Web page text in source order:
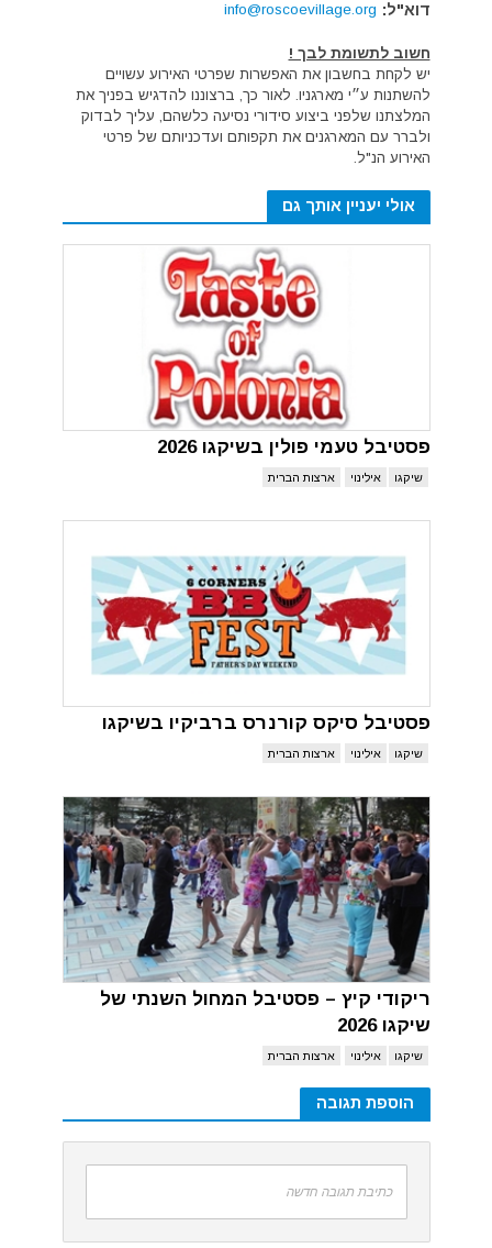
דוא"ל: info@roscoevillage.org
חשוב לתשומת לבך !
יש לקחת בחשבון את האפשרות שפרטי האירוע עשויים
להשתנות ע״י מארגניו. לאור כך, ברצוננו להדגיש בפניך את
המלצתנו שלפני ביצוע סידורי נסיעה כלשהם, עליך לבדוק
ולברר עם המארגנים את תקפותם ועדכניותם של פרטי
האירוע הנ"ל.
אולי יעניין אותך גם
פסטיבל טעמי פולין בשיקגו 2026
שיקגו אילינוי ארצות הברית
פסטיבל סיקס קורנרס ברביקיו בשיקגו
שיקגו אילינוי ארצות הברית
ריקודי קיץ – פסטיבל המחול השנתי של
שיקגו 2026
שיקגו אילינוי ארצות הברית
הוספת תגובה
כתיבת תגובה חדשה